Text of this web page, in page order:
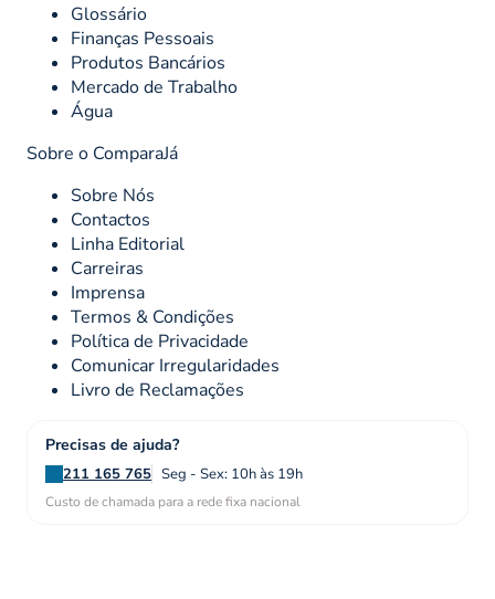
Glossário
Finanças Pessoais
Produtos Bancários
Mercado de Trabalho
Água
Sobre o ComparaJá
Sobre Nós
Contactos
Linha Editorial
Carreiras
Imprensa
Termos & Condições
Política de Privacidade
Comunicar Irregularidades
Livro de Reclamações
Precisas de ajuda?
211 165 765 Seg - Sex: 10h às 19h
Custo de chamada para a rede fixa nacional